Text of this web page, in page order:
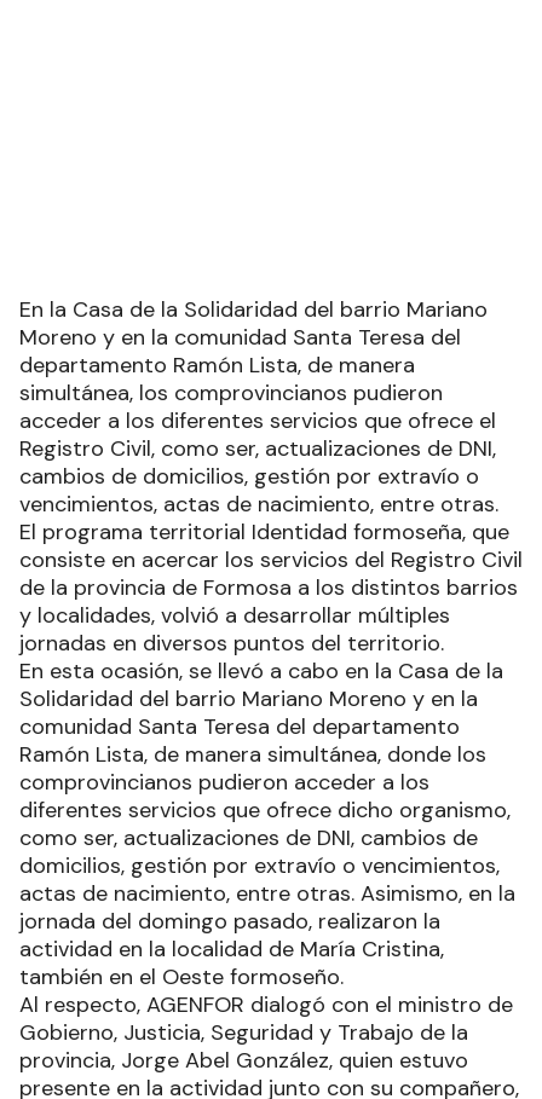
En la Casa de la Solidaridad del barrio Mariano
Moreno y en la comunidad Santa Teresa del
departamento Ramón Lista, de manera
simultánea, los comprovincianos pudieron
acceder a los diferentes servicios que ofrece el
Registro Civil, como ser, actualizaciones de DNI,
cambios de domicilios, gestión por extravío o
vencimientos, actas de nacimiento, entre otras.
El programa territorial Identidad formoseña, que
consiste en acercar los servicios del Registro Civil
de la provincia de Formosa a los distintos barrios
y localidades, volvió a desarrollar múltiples
jornadas en diversos puntos del territorio.
En esta ocasión, se llevó a cabo en la Casa de la
Solidaridad del barrio Mariano Moreno y en la
comunidad Santa Teresa del departamento
Ramón Lista, de manera simultánea, donde los
comprovincianos pudieron acceder a los
diferentes servicios que ofrece dicho organismo,
como ser, actualizaciones de DNI, cambios de
domicilios, gestión por extravío o vencimientos,
actas de nacimiento, entre otras. Asimismo, en la
jornada del domingo pasado, realizaron la
actividad en la localidad de María Cristina,
también en el Oeste formoseño.
Al respecto, AGENFOR dialogó con el ministro de
Gobierno, Justicia, Seguridad y Trabajo de la
provincia, Jorge Abel González, quien estuvo
presente en la actividad junto con su compañero,